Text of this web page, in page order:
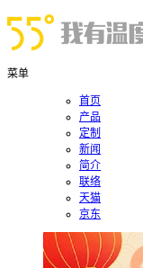
菜单
首页
产品
定制
新闻
简介
联络
天猫
京东